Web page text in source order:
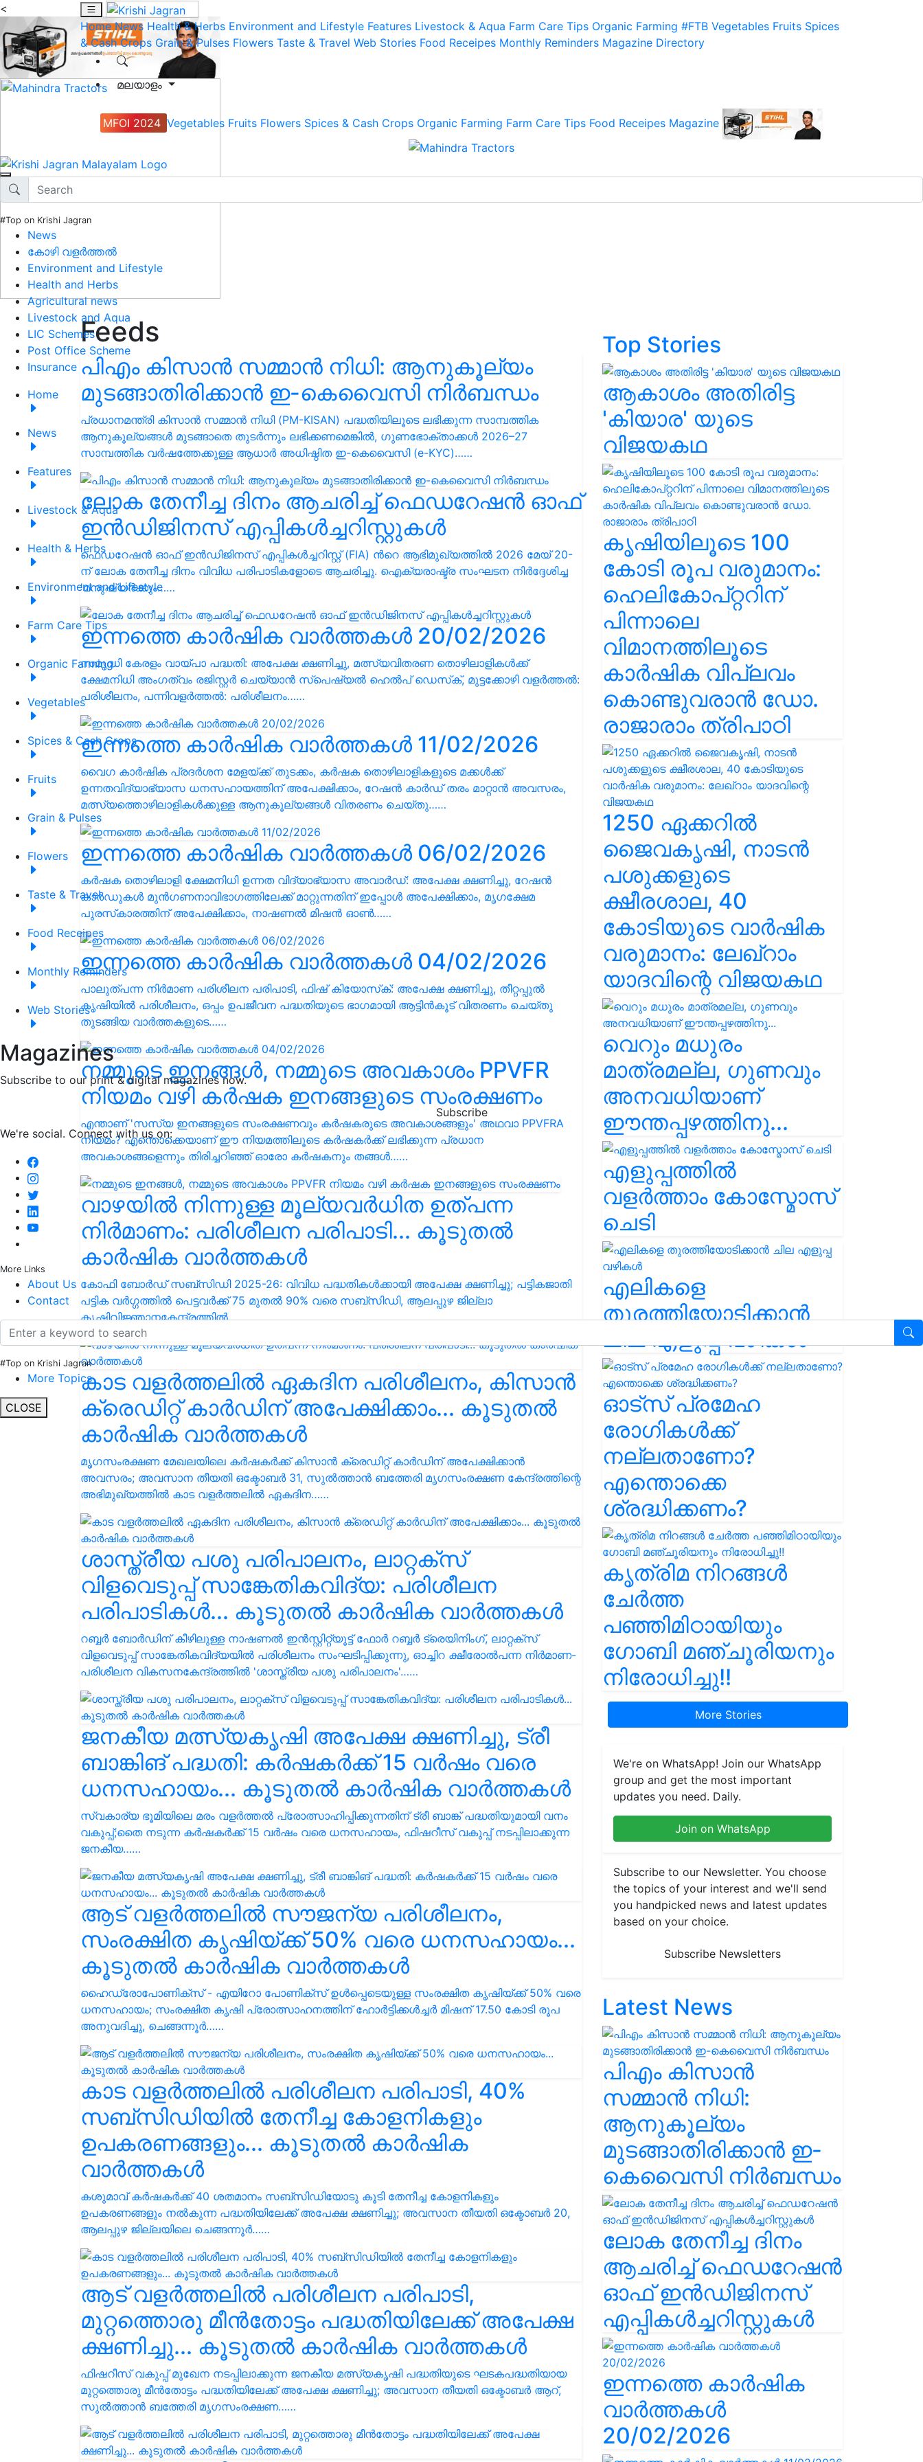
<
Home News Health & Herbs Environment and Lifestyle Features Livestock & Aqua Farm Care Tips Organic Farming #FTB Vegetables Fruits Spices
& Cash Crops Grain & Pulses Flowers Taste & Travel Web Stories Food Receipes Monthly Reminders Magazine Directory
മലയാളം
MFOI 2024 Vegetables Fruits Flowers Spices & Cash Crops Organic Farming Farm Care Tips Food Receipes Magazine
#Top on Krishi Jagran
News
കോഴി വളർത്തൽ
Environment and Lifestyle
Health and Herbs
Agricultural news
Livestock and Aqua
LIC Schemes
Post Office Scheme
Insurance
Home
News
Features
Livestock & Aqua
Health & Herbs
Environment and Lifestyle
Farm Care Tips
Organic Farming
Vegetables
Spices & Cash Crops
Fruits
Grain & Pulses
Flowers
Taste & Travel
Food Receipes
Monthly Reminders
Web Stories
Magazines
Subscribe to our print & digital magazines now.
Subscribe
We're social. Connect with us on:
More Links
About Us
Contact
#Top on Krishi Jagran
More Topics
CLOSE
Feeds
പിഎം കിസാൻ സമ്മാൻ നിധി: ആനുകൂല്യം
മുടങ്ങാതിരിക്കാൻ ഇ-കെവൈസി നിർബന്ധം
പ്രധാനമന്ത്രി കിസാൻ സമ്മാൻ നിധി (PM-KISAN) പദ്ധതിയിലൂടെ ലഭിക്കുന്ന സാമ്പത്തിക
ആനുകൂല്യങ്ങൾ മുടങ്ങാതെ തുടർന്നും ലഭിക്കണമെങ്കിൽ, ഗുണഭോക്താക്കൾ 2026–27
സാമ്പത്തിക വർഷത്തേക്കുള്ള ആധാർ അധിഷ്ഠിത ഇ-കെവൈസി (e-KYC)……
ലോക തേനീച്ച ദിനം ആചരിച്ച് ഫെഡറേഷൻ ഓഫ്
ഇൻഡിജിനസ് എപ്പികൾച്ചറിസ്റ്റുകൾ
ഫെഡറേഷൻ ഓഫ് ഇൻഡിജിനസ് എപ്പികൾച്ചറിസ്റ്റ് (FIA) ൻറെ ആഭിമുഖ്യത്തിൽ 2026 മേയ് 20-
ന് ലോക തേനീച്ച ദിനം വിവിധ പരിപാടികളോടെ ആചരിച്ചു. ഐക്യരാഷ്ട്ര സംഘടന നിർദ്ദേശിച്ച
'മനുഷ്യർക്കും……
ഇന്നത്തെ കാർഷിക വാർത്തകൾ 20/02/2026
സമൃദ്ധി കേരളം വായ്പാ പദ്ധതി: അപേക്ഷ ക്ഷണിച്ചു, മത്സ്യവിതരണ തൊഴിലാളികള്‍ക്ക്
ക്ഷേമനിധി അംഗത്വം രജിസ്റ്റര്‍ ചെയ്യാന്‍ സ്‌പെഷ്യല്‍ ഹെല്‍പ് ഡെസ്‌ക്, മുട്ടക്കോഴി വളര്‍ത്തല്‍:
പരിശീലനം, പന്നിവളര്‍ത്തല്‍: പരിശീലനം……
ഇന്നത്തെ കാർഷിക വാർത്തകൾ 11/02/2026
വൈഗ കാർഷിക പ്രദർശന മേളയ്ക്ക് തുടക്കം, കർഷക തൊഴിലാളികളുടെ മക്കൾക്ക്
ഉന്നതവിദ്യാഭ്യാസ ധനസഹായത്തിന് അപേക്ഷിക്കാം, റേഷന്‍ കാര്‍ഡ് തരം മാറ്റാന്‍ അവസരം,
മത്സ്യത്തൊഴിലാളികള്‍ക്കുള്ള ആനുകൂല്യങ്ങള്‍ വിതരണം ചെയ്തു……
ഇന്നത്തെ കാർഷിക വാർത്തകൾ 06/02/2026
കര്‍ഷക തൊഴിലാളി ക്ഷേമനിധി ഉന്നത വിദ്യാഭ്യാസ അവാര്‍ഡ്: അപേക്ഷ ക്ഷണിച്ചു, റേഷന്‍
കാര്‍ഡുകള്‍ മുന്‍ഗണനാവിഭാഗത്തിലേക്ക് മാറ്റുന്നതിന് ഇപ്പോൾ അപേക്ഷിക്കാം, മൃഗക്ഷേമ
പുരസ്‌കാരത്തിന് അപേക്ഷിക്കാം, നാഷണൽ മിഷൻ ഓൺ……
ഇന്നത്തെ കാർഷിക വാർത്തകൾ 04/02/2026
പാലുത്പന്ന നിര്‍മാണ പരിശീലന പരിപാടി, ഫിഷ് കിയോസ്‌ക്: അപേക്ഷ ക്ഷണിച്ചു, തീറ്റപ്പുല്‍
കൃഷിയിൽ പരിശീലനം, ഒപ്പം ഉപജീവന പദ്ധതിയുടെ ഭാഗമായി ആട്ടിന്‍കൂട്‌ വിതരണം ചെയ്തു
തുടങ്ങിയ വാർത്തകളുടെ……
നമ്മുടെ ഇനങ്ങൾ, നമ്മുടെ അവകാശം PPVFR
നിയമം വഴി കർഷക ഇനങ്ങളുടെ സംരക്ഷണം
എന്താണ് 'സസ്യ ഇനങ്ങളുടെ സംരക്ഷണവും കർഷകരുടെ അവകാശങ്ങളും' അഥവാ PPVFRA
നിയമം? എന്തൊക്കെയാണ് ഈ നിയമത്തിലൂടെ കർഷകർക്ക് ലഭിക്കുന്ന പ്രധാന
അവകാശങ്ങളെന്നും തിരിച്ചറിഞ്ഞ് ഓരോ കർഷകനും തങ്ങൾ……
വാഴയിൽ നിന്നുള്ള മൂല്യവർധിത ഉത്പന്ന
നിർമാണം: പരിശീലന പരിപാടി... കൂടുതൽ
കാർഷിക വാർത്തകൾ
കോഫി ബോർഡ് സബ്‌സിഡി 2025-26: വിവിധ പദ്ധതികൾക്കായി അപേക്ഷ ക്ഷണിച്ചു; പട്ടികജാതി
പട്ടിക വർഗ്ഗത്തിൽ പെട്ടവർക്ക് 75 മുതൽ 90% വരെ സബ്സിഡി, ആലപ്പുഴ ജില്ലാ
കൃഷിവിജ്ഞാനകേന്ദ്രത്തിൽ……
കാട വളര്‍ത്തലിൽ ഏകദിന പരിശീലനം, കിസാൻ
ക്രെഡിറ്റ് കാർഡിന് അപേക്ഷിക്കാം... കൂടുതൽ
കാർഷിക വാർത്തകൾ
മൃഗസംരക്ഷണ മേഖലയിലെ കർഷകർക്ക് കിസാൻ ക്രെഡിറ്റ് കാർഡിന് അപേക്ഷിക്കാൻ
അവസരം; അവസാന തീയതി ഒക്ടോബർ 31, സുൽത്താൻ ബത്തേരി മൃഗസംരക്ഷണ കേന്ദ്രത്തിന്റെ
അഭിമുഖ്യത്തിൽ കാട വളര്‍ത്തലിൽ ഏകദിന……
ശാസ്ത്രീയ പശു പരിപാലനം, ലാറ്റക്സ്
വിളവെടുപ്പ് സാങ്കേതികവിദ്യ: പരിശീലന
പരിപാടികൾ... കൂടുതൽ കാർഷിക വാർത്തകൾ
റബ്ബർ ബോർഡിന് കീഴിലുള്ള നാഷണൽ ഇൻസ്റ്റിറ്റ്യൂട്ട് ഫോർ റബ്ബർ ട്രെയിനിംഗ്, ലാറ്റക്സ്
വിളവെടുപ്പ് സാങ്കേതികവിദ്യയിൽ പരിശീലനം സംഘടിപ്പിക്കുന്നു, ഓച്ചിറ ക്ഷീരോല്‍പന്ന നിര്‍മാണ-
പരിശീലന വികസനകേന്ദ്രത്തില്‍ 'ശാസ്ത്രീയ പശു പരിപാലനം'……
ജനകീയ മത്സ്യകൃഷി അപേക്ഷ ക്ഷണിച്ചു, ട്രീ
ബാങ്കിങ് പദ്ധതി: കര്‍ഷകര്‍ക്ക് 15 വര്‍ഷം വരെ
ധനസഹായം... കൂടുതൽ കാർഷിക വാർത്തകൾ
സ്വകാര്യ ഭൂമിയിലെ മരം വളര്‍ത്തല്‍ പ്രോത്സാഹിപ്പിക്കുന്നതിന് ട്രീ ബാങ്ക് പദ്ധതിയുമായി വനം
വകുപ്പ്;തൈ നടുന്ന കര്‍ഷകര്‍ക്ക് 15 വര്‍ഷം വരെ ധനസഹായം, ഫിഷറീസ് വകുപ്പ് നടപ്പിലാക്കുന്ന
ജനകീയ……
ആട് വളര്‍ത്തലില്‍ സൗജന്യ പരിശീലനം,
സംരക്ഷിത കൃഷിയ്ക്ക് 50% വരെ ധനസഹായം...
കൂടുതൽ കാർഷിക വാർത്തകൾ
ഹൈഡ്രോപോണിക്സ് - എയിറോ പോണിക്സ് ഉൾപ്പെടെയുള്ള സംരക്ഷിത കൃഷിയ്ക്ക് 50% വരെ
ധനസഹായം; സംരക്ഷിത കൃഷി പ്രോത്സാഹനത്തിന് ഹോർട്ടിക്കൾച്ചർ മിഷന് 17.50 കോടി രൂപ
അനുവദിച്ചു, ചെങ്ങന്നൂര്‍……
കാട വളർത്തലിൽ പരിശീലന പരിപാടി, 40%
സബ്‌സിഡിയിൽ തേനീച്ച കോളനികളും
ഉപകരണങ്ങളും... കൂടുതൽ കാർഷിക
വാർത്തകൾ
കശുമാവ് കര്‍ഷകര്‍ക്ക് 40 ശതമാനം സബ്‌സിഡിയോടു കൂടി തേനീച്ച കോളനികളും
ഉപകരണങ്ങളും നല്‍കുന്ന പദ്ധതിയിലേക്ക് അപേക്ഷ ക്ഷണിച്ചു; അവസാന തീയതി ഒക്ടോബർ 20,
ആലപ്പുഴ ജില്ലയിലെ ചെങ്ങന്നൂര്‍……
ആട് വളർത്തലിൽ പരിശീലന പരിപാടി,
മുറ്റത്തൊരു മീന്‍തോട്ടം പദ്ധതിയിലേക്ക് അപേക്ഷ
ക്ഷണിച്ചു... കൂടുതൽ കാർഷിക വാർത്തകൾ
ഫിഷറീസ് വകുപ്പ് മുഖേന നടപ്പിലാക്കുന്ന ജനകീയ മത്സ്യകൃഷി പദ്ധതിയുടെ ഘടകപദ്ധതിയായ
മുറ്റത്തൊരു മീന്‍തോട്ടം പദ്ധതിയിലേക്ക് അപേക്ഷ ക്ഷണിച്ചു; അവസാന തീയതി ഒക്ടോബര്‍ ആറ്,
സുൽത്താൻ ബത്തേരി മൃഗസംരക്ഷണ……
Top Stories
ആകാശം അതിരിട്ട
'കിയാര' യുടെ
വിജയകഥ
കൃഷിയിലൂടെ 100
കോടി രൂപ വരുമാനം:
ഹെലികോപ്റ്ററിന്
പിന്നാലെ
വിമാനത്തിലൂടെ
കാർഷിക വിപ്ലവം
കൊണ്ടുവരാൻ ഡോ.
രാജാരാം ത്രിപാഠി
1250 ഏക്കറിൽ
ജൈവകൃഷി, നാടൻ
പശുക്കളുടെ
ക്ഷീരശാല, 40
കോടിയുടെ വാർഷിക
വരുമാനം: ലേഖ്‌റാം
യാദവിന്റെ വിജയകഥ
വെറും മധുരം
മാത്രമല്ല, ഗുണവും
അനവധിയാണ്
ഈന്തപ്പഴത്തിനു...
എളുപ്പത്തിൽ
വളർത്താം കോസ്മോസ്
ചെടി
എലികളെ
തുരത്തിയോടിക്കാൻ
ചില എളുപ്പ വഴികൾ
ഓട്സ് പ്രമേഹ
രോഗികൾക്ക്
നല്ലതാണോ?
എന്തൊക്കെ
ശ്രദ്ധിക്കണം?
കൃത്രിമ നിറങ്ങൾ
ചേർത്ത
പഞ്ഞിമിഠായിയും
ഗോബി മഞ്ചൂരിയനും
നിരോധിച്ചു!!
More Stories
We're on WhatsApp! Join our WhatsApp
group and get the most important
updates you need. Daily.
Join on WhatsApp
Subscribe to our Newsletter. You choose
the topics of your interest and we'll send
you handpicked news and latest updates
based on your choice.
Subscribe Newsletters
Latest News
പിഎം കിസാൻ
സമ്മാൻ നിധി:
ആനുകൂല്യം
മുടങ്ങാതിരിക്കാൻ ഇ-
കെവൈസി നിർബന്ധം
ലോക തേനീച്ച ദിനം
ആചരിച്ച് ഫെഡറേഷൻ
ഓഫ് ഇൻഡിജിനസ്
എപ്പികൾച്ചറിസ്റ്റുകൾ
ഇന്നത്തെ കാർഷിക
വാർത്തകൾ
20/02/2026